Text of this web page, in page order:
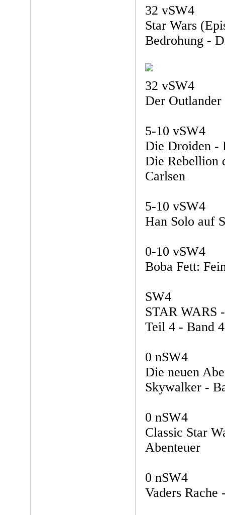
32 vSW4
Star Wars
Bedrohung -
32 vSW4
Der
5-10 vSW4
Die Droiden -
Die Rebellion
Carlsen
5-10 vSW4
Han Solo auf
0-10 vSW4
Boba Fett:
SW4
STAR WARS
Teil 4 - Band
0 nSW4
Die neuen
Skywalker -
0 nSW4
Classic Star
Abenteuer
0 nSW4
Vaders Rache